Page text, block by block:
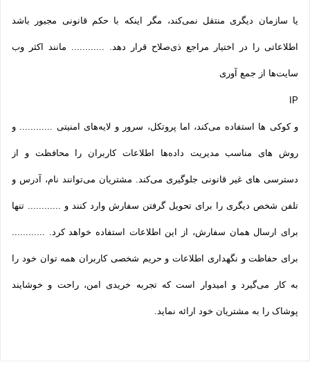
یا سازمان دیگری منتقل نمی‌کند، مگر اینکه با حکم قانونی مجبور باشد
اطلاعاتی را در اختیار مراجع ذی‌صلاح قرار دهد. ............ مانند اکثر وب
سایت‌ها از جمع آوری
IP
و کوکی ‌ها استفاده می‌کند، اما پروتکل، سرور و لایه‌های امنیتی ............ و
روش‌ های مناسب مدیریت داده‌ها اطلاعات کاربران را محافظت و از
دسترسی‌ های غیر قانونی جلوگیری می‌کند. مشتریان می‌توانند نام، آدرس و
تلفن شخص دیگری را برای تحویل گرفتن سفارش وارد کنند و ............ تنها
برای ارسال همان سفارش، از این اطلاعات استفاده خواهد کرد. ............
برای حفاظت و نگهداری اطلاعات و حریم شخصی کاربران همه­ توان خود را
به کار می‌گیرد و امیدوار است که تجربه‌ خریدی امن، راحت و خوشایند
پوشاک را به مشتریان خود ارائه نماید.